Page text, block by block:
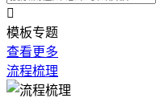

模板专题
查看更多
流程梳理